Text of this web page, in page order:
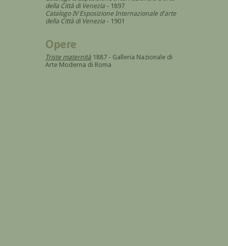
della Città di Venezia - 1897
Catalogo IV Esposizione Internazionale d'arte
della Città di Venezia - 1901
Opere
Triste maternità 1887 - Galleria Nazionale di
Arte Moderna di Roma